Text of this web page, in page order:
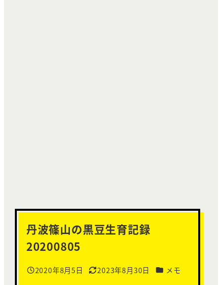
丹波篠山の黒豆生育記録
20200805
投稿日
2020年8月5日
更新日
2023年8月30日 カテゴリー
メモ